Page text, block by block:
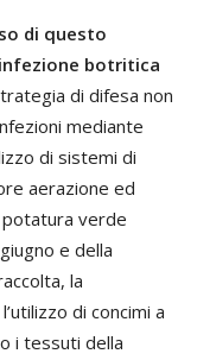
di questo
botritica
di difesa non
mediante
di sistemi di
aerazione ed
verde
e della
la
di concimi a
i tessuti della